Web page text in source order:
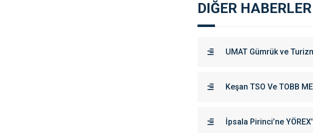
DIĞER HABERLER
UMAT Gümrük ve
Keşan TSO Ve TOBB
İpsala Pirinci’ne